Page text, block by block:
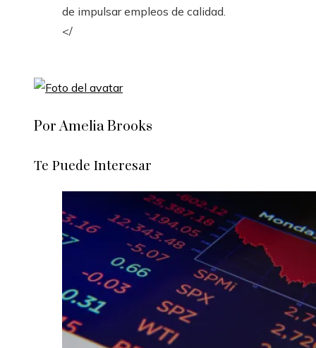
de impulsar empleos de calidad.
</
Por Amelia Brooks
Te Puede Interesar